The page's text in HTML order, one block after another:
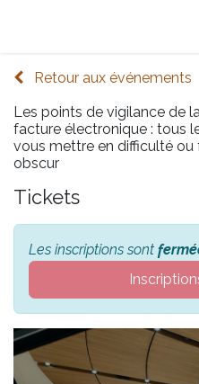
Retour aux événements
Les points de vigilance de
facture électronique : tous
vous mettre en difficulté
obscur
Tickets
Les inscriptions sont